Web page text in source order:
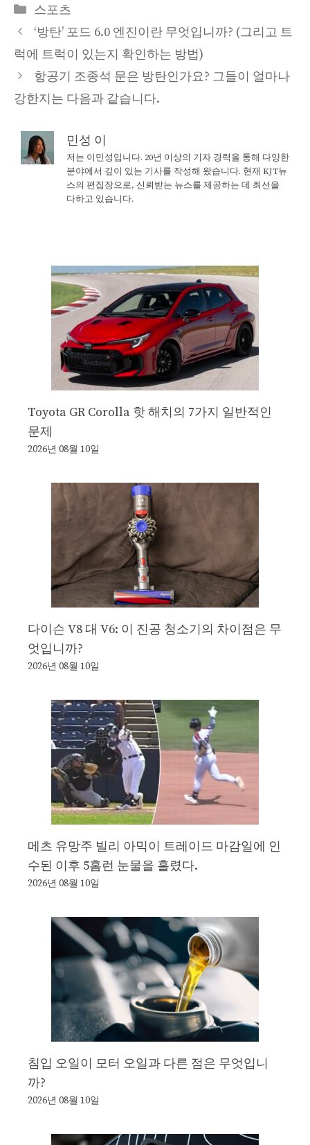
Categories
스포츠
‘방탄’ 포드 6.0 엔진이란 무엇입니까? (그리고 트
럭에 트럭이 있는지 확인하는 방법)
항공기 조종석 문은 방탄인가요? 그들이 얼마나
강한지는 다음과 같습니다.
민성 이
저는 이민성입니다. 20년 이상의 기자 경력을 통해 다양한
분야에서 깊이 있는 기사를 작성해 왔습니다. 현재 KJT뉴
스의 편집장으로, 신뢰받는 뉴스를 제공하는 데 최선을
다하고 있습니다.
Toyota GR Corolla 핫 해치의 7가지 일반적인
문제
2026년 08월 10일
다이슨 V8 대 V6: 이 진공 청소기의 차이점은 무
엇입니까?
2026년 08월 10일
메츠 유망주 빌리 아믹이 트레이드 마감일에 인
수된 이후 5홈런 눈물을 흘렸다.
2026년 08월 10일
침입 오일이 모터 오일과 다른 점은 무엇입니
까?
2026년 08월 10일